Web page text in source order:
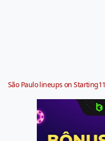
São Paulo lineups on Starting11